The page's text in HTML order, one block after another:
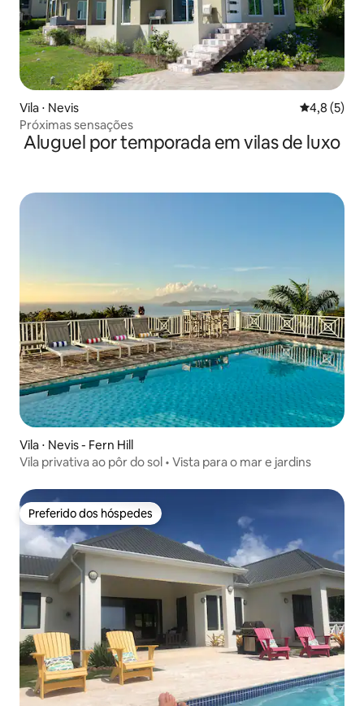
Vila ⋅ Nevis 4,8 de
4,8 (5)
Próximas sensações
Aluguel por temporada em vilas de luxo
Vila ⋅ Nevis - Fern Hill
Vila privativa ao pôr do sol • Vista para o mar e jardins
Preferido dos hóspedes
Preferido dos hóspedes